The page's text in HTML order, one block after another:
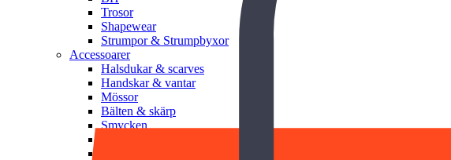
Trosor
Shapewear
Strumpor & Strumpbyxor
Accessoarer
Halsdukar & scarves
Handskar & vantar
Mössor
Bälten & skärp
Smycken